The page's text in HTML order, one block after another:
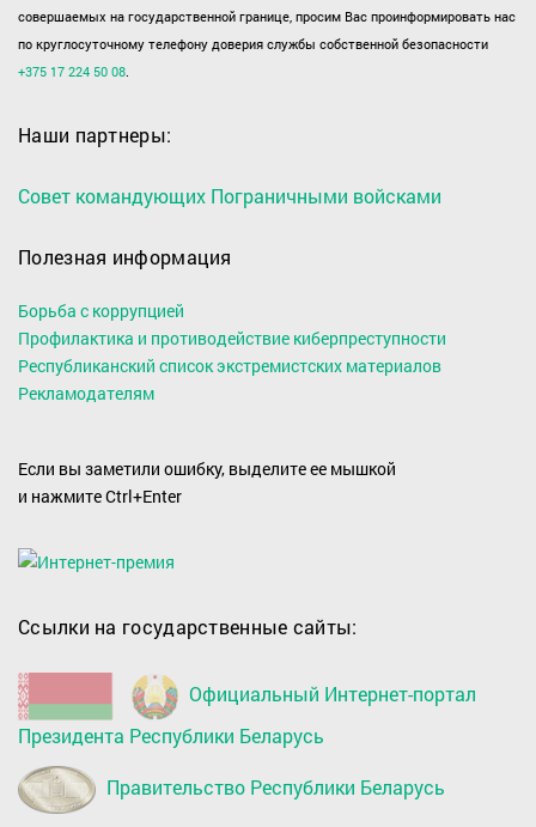
совершаемых на государственной границе, просим Вас проинформировать нас
по круглосуточному телефону доверия службы собственной безопасности
+375 17 224 50 08.
Наши партнеры:
Совет командующих Пограничными войсками
Полезная информация
Борьба с коррупцией
Профилактика и противодействие киберпреступности
Республиканский список экстремистских материалов
Рекламодателям
Если вы заметили ошибку, выделите ее мышкой
и нажмите Ctrl+Enter
Ссылки на государственные сайты:
Официальный Интернет-портал
Президента Республики Беларусь
Правительство Республики Беларусь